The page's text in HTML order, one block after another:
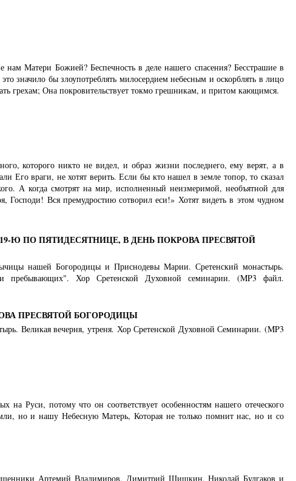
нам Матери Божией? Беспечность в деле нашего спасения? Бесстрашие в
значило бы злоупотреблять милосердием небесным и оскорблять в лицо
грехам; Она покровительствует токмо грешникам, и притом кающимся.
которого никто не видел, и образ жизни последнего, ему верят, а в
Его враги, не хотят верить. Если бы кто нашел в земле топор, то сказал
А когда смотрят на мир, исполненный неизмеримой, необъятной для
Господи! Вся премудростию сотворил еси!» Хотят видеть в этом чудном
Ю ПО ПЯТИДЕСЯТНИЦЕ, В ДЕНЬ ПОКРОВА ПРЕСВЯТОЙ
нашей Богородицы и Приснодевы Марии. Сретенский монастырь.
пребывающих". Хор Сретенской Духовной семинарии. (MP3 файл.
ПРЕСВЯТОЙ БОГОРОДИЦЫ
Великая вечерня, утреня. Хор Сретенской Духовной Семинарии. (MP3
Руси, потому что он соответствует особенностям нашего отеческого
но и нашу Небесную Матерь, Которая не только помнит нас, но и со
Артемий Владимиров, Димитрий Шишкин, Николай Булгаков и